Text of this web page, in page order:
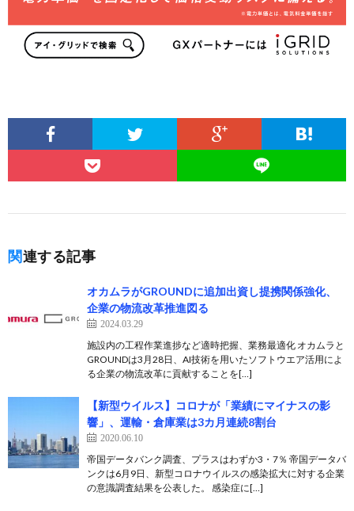
関連する記事
オカムラがGROUNDに追加出資し提携関係強化、
企業の物流改革推進図る
2024.03.29
施設内の工程作業進捗など適時把握、業務最適化 オカムラと
GROUNDは3月28日、AI技術を用いたソフトウエア活用によ
る企業の物流改革に貢献することを[…]
【新型ウイルス】コロナが「業績にマイナスの影
響」、運輸・倉庫業は3カ月連続8割台
2020.06.10
帝国データバンク調査、プラスはわずか3・7％ 帝国データバ
ンクは6月9日、新型コロナウイルスの感染拡大に対する企業
の意識調査結果を公表した。 感染症に[…]